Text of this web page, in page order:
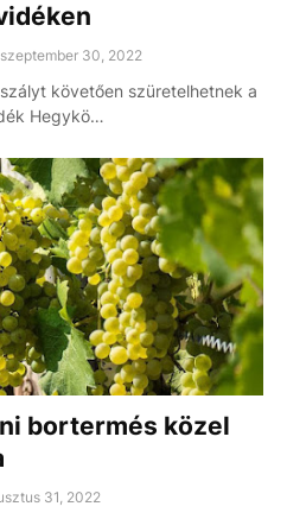
szeptember 30, 2022
követően szüretelhetnek a
Hegykö…
bortermés közel
31, 2022